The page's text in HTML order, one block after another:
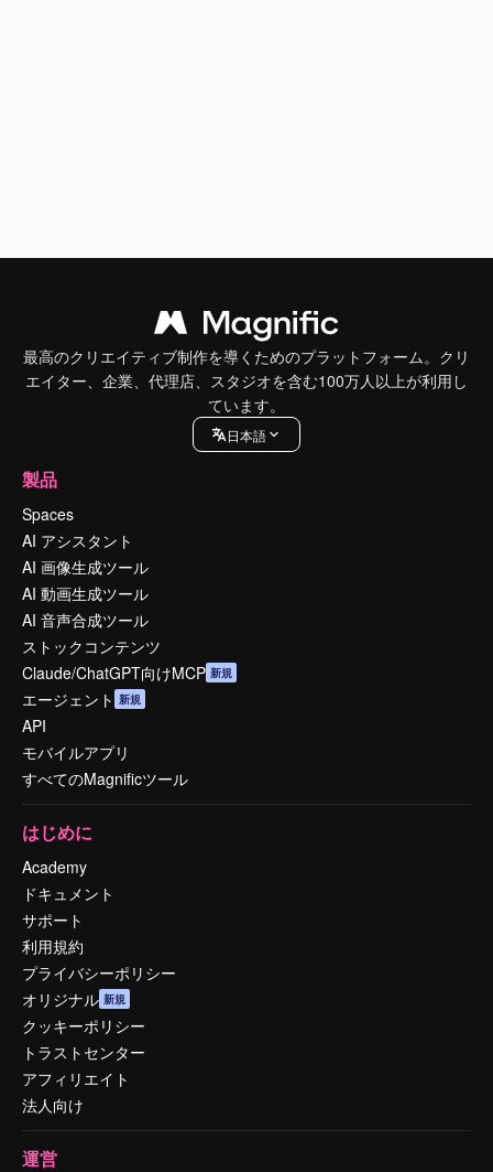
最高のクリエイティブ制作を導くためのプラットフォーム。クリ
エイター、企業、代理店、スタジオを含む100万人以上が利用し
ています。
日本語
製品
Spaces
AI アシスタント
AI 画像生成ツール
AI 動画生成ツール
AI 音声合成ツール
ストックコンテンツ
Claude/ChatGPT向けMCP 新規
エージェント 新規
API
モバイルアプリ
すべてのMagnificツール
はじめに
Academy
ドキュメント
サポート
利用規約
プライバシーポリシー
オリジナル 新規
クッキーポリシー
トラストセンター
アフィリエイト
法人向け
運営